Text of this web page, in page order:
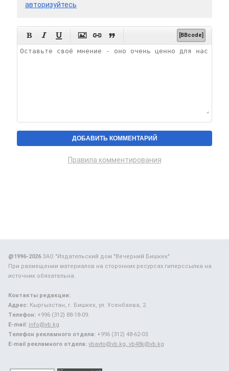
авторизуйтесь
      [BBcode]
Правила комментирования
@1996-2026ЗАО "Издательский дом "Вечерний Бишкек"
При размещении материалов на сторонних ресурсах гиперссылка на
источник обязательна.
Контакты редакции:
Адрес: Кыргызстан, г. Бишкек, ул. Усенбаева, 2.
Телефон: +996 (312) 88-18-09.
E-mail: info@vb.kg
Телефон рекламного отдела: +996 (312) 48-62-03.
E-mail рекламного отдела: vbavto@vb.kg, vb48k@vb.kg